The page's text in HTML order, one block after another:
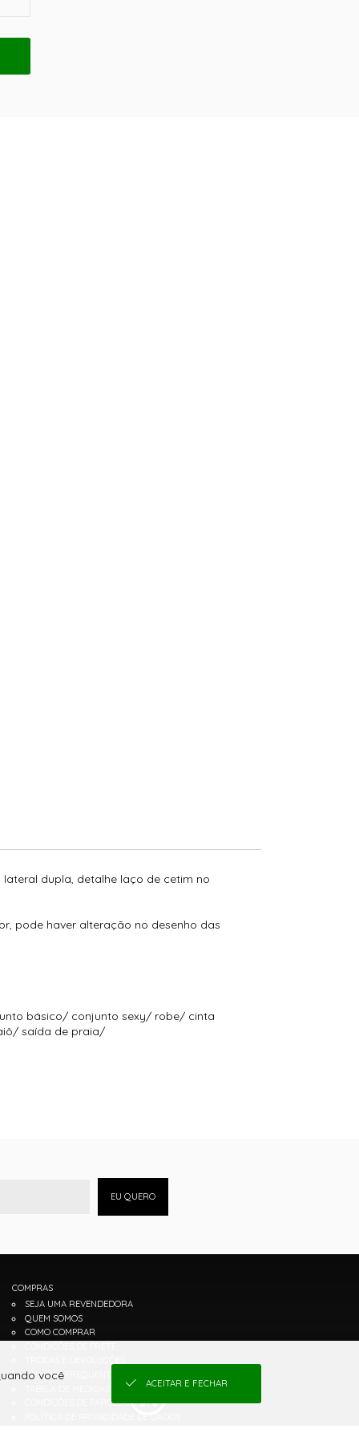
dupla, detalhe laço de cetim no
pode haver alteração no desenho das
básico/ conjunto sexy/ robe/ cinta
saída de praia/
EU QUERO
COMPRAS
SEJA UMA REVENDEDORA
QUEM SOMOS
COMO COMPRAR
DÚVIDAS FREQUENTES
CONDIÇÕES DE PARCELAMENTO
você
ACEITAR E FECHAR